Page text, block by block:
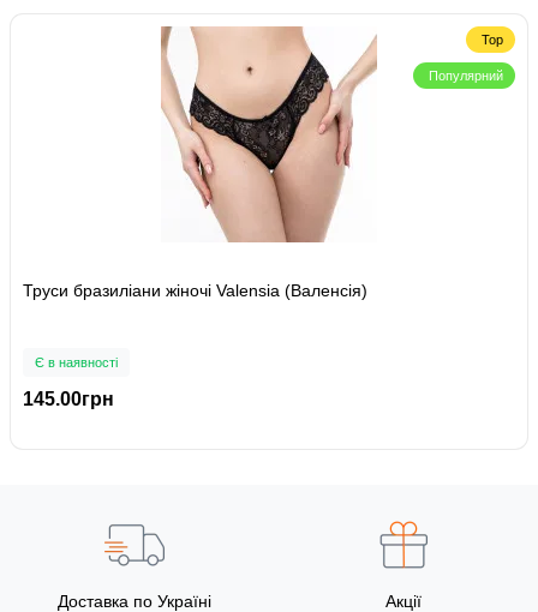
Top
Популярний
Труси бразиліани жіночі Valensia (Валенсія)
Є в наявності
145.00грн
Доставка по Україні Акції